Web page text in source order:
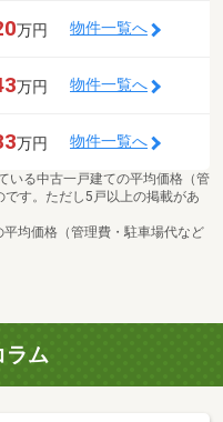
万円 物件一覧へ
万円 物件一覧へ
万円 物件一覧へ
いる中古一戸建ての平均価格（管
す。ただし5戸以上の掲載があ
均価格（管理費・駐車場代など
ラム